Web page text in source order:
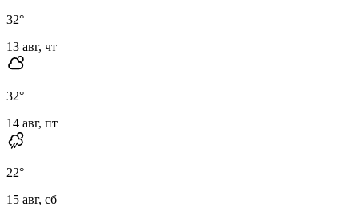
32°
13 авг, чт
32°
14 авг, пт
22°
15 авг, сб